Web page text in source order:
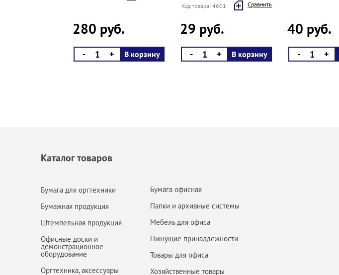
280 руб.
- + В корзину
Код товара: 4601 Cравнить
29 руб.
- + В корзину
40 руб.
- +
Каталог товаров
Бумага для оргтехники
Бумажная продукция
Штемпельная продукция
Офисные доски и
демонстрационное
оборудование
Оргтехника, аксессуары
Бумага офисная
Папки и архивные системы
Мебель для офиса
Пишущие принадлежности
Товары для офиса
Хозяйственные товары